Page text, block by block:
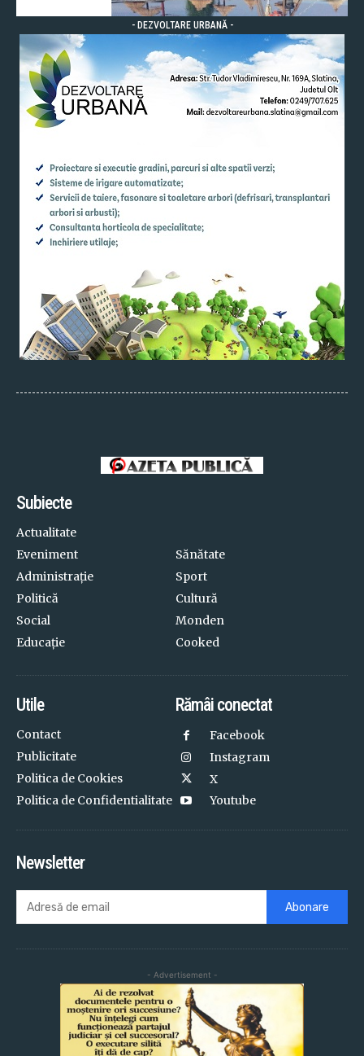
- DEZVOLTARE URBANĂ -
Subiecte
Actualitate
Eveniment
Administrație
Politică
Social
Educație
Sănătate
Sport
Cultură
Monden
Cooked
Utile
Contact
Publicitate
Politica de Cookies
Politica de Confidentialitate
Rămâi conectat
Facebook
Instagram
X
Youtube
Newsletter
Abonare
- Advertisement -